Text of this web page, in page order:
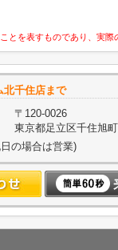
を表すものであり、実際
北千住店まで
〒120-0026
東京都足立区千住旭
の場合は営業)